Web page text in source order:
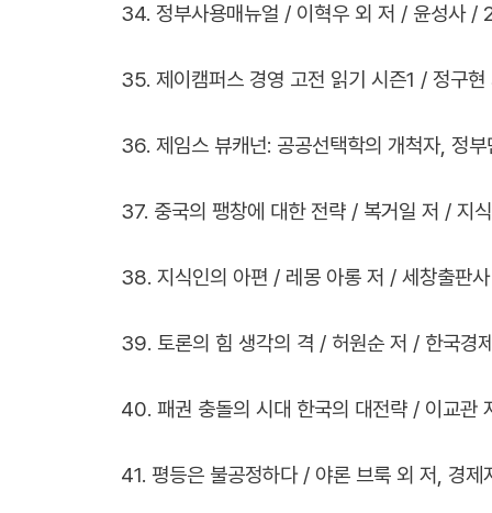
34. 정부사용매뉴얼 / 이혁우 외 저 / 윤성
35. 제이캠퍼스 경영 고전 읽기 시즌1 / 정
36. 제임스 뷰캐넌: 공공선택학의 개척자,
37. 중국의 팽창에 대한 전략 / 복거일 저 /
38. 지식인의 아편 / 레몽 아롱 저 / 세창출
39. 토론의 힘 생각의 격 / 허원순 저 / 한국
40. 패권 충돌의 시대 한국의 대전략 / 이교
41. 평등은 불공정하다 / 야론 브룩 외 저,